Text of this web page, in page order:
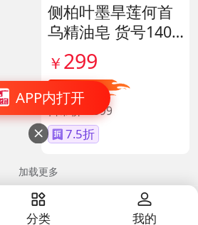
APP内打开

侧柏叶墨旱莲何首
乌精油皂 货号1400
57
￥ 299
直降100
日常价￥399
7.5折
加载更多
分类 我的